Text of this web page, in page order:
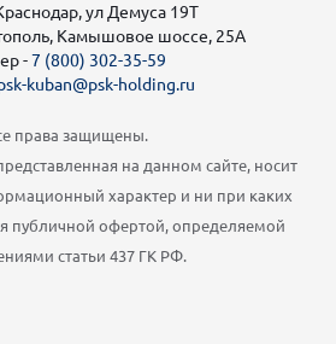
ул Демуса 19Т
Камышовое шоссе, 25А
-7 (800) 302-35-59
kuban@psk-holding.ru
права защищены.
на данном сайте, носит
характер и ни при каких
публичной офертой, определяемой
статьи 437 ГК РФ.